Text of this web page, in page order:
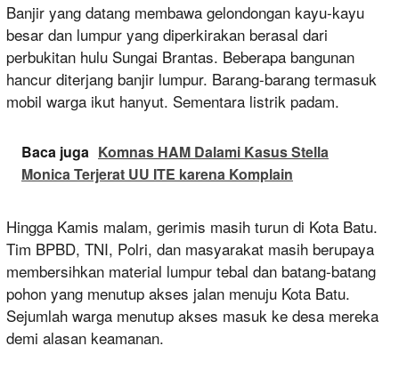
Banjir yang datang membawa gelondongan kayu-kayu
besar dan lumpur yang diperkirakan berasal dari
perbukitan hulu Sungai Brantas. Beberapa bangunan
hancur diterjang banjir lumpur. Barang-barang termasuk
mobil warga ikut hanyut. Sementara listrik padam.
Baca juga Komnas HAM Dalami Kasus Stella
Monica Terjerat UU ITE karena Komplain
Hingga Kamis malam, gerimis masih turun di Kota Batu.
Tim BPBD, TNI, Polri, dan masyarakat masih berupaya
membersihkan material lumpur tebal dan batang-batang
pohon yang menutup akses jalan menuju Kota Batu.
Sejumlah warga menutup akses masuk ke desa mereka
demi alasan keamanan.